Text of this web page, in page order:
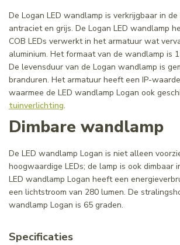
De Logan LED wandlamp is verkrijgbaar in
antraciet en grijs. De Logan LED wandlamp
COB LEDs verwerkt in het armatuur wat
aluminium. Het formaat van de wandlamp is
De levensduur van de Logan wandlamp is
branduren. Het armatuur heeft een IP-
waarmee de LED wandlamp Logan ook
tuinverlichting.
Dimbare wandlamp
De LED wandlamp Logan is niet alleen
hoogwaardige LEDs; de lamp is ook dimbaar
LED wandlamp Logan heeft een
een lichtstroom van 280 lumen. De
wandlamp Logan is 65 graden.
Specificaties